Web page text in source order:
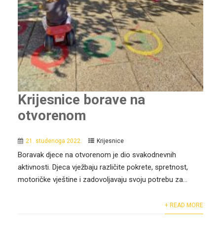
Krijesnice borave na
otvorenom
21. studenoga 2022. Krijesnice
Boravak djece na otvorenom je dio svakodnevnih
aktivnosti. Djeca vježbaju različite pokrete, spretnost,
motoričke vještine i zadovoljavaju svoju potrebu za...
+ READ MORE